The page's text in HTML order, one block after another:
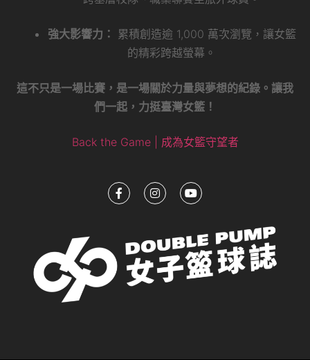
強大影響力：
累積創造逾 1,000 萬次瀏覽，讓女籃
的精彩跨越螢幕。
這不只是一場比賽，是一場關於力量與夢想的紀錄。讓我
們一起，力挺臺灣女籃！
Back the Game | 成為女籃守望者